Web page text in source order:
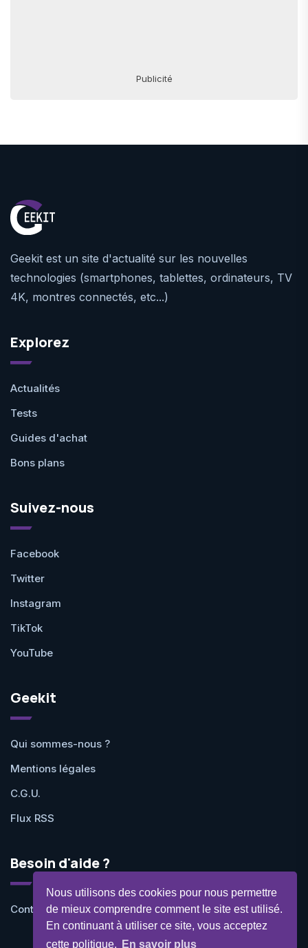
Nous utilisons des cookies pour nous permettre
de mieux comprendre comment le site est utilisé.
En continuant à utiliser ce site, vous acceptez
cette politique.
En savoir plus
Publicité
Geekit est un site d'actualité sur les nouvelles
technologies (smartphones, tablettes, ordinateurs, TV
4K, montres connectés, etc...)
Explorez
Actualités
Tests
Guides d'achat
Bons plans
Suivez-nous
Facebook
Twitter
Instagram
TikTok
YouTube
Geekit
Qui sommes-nous ?
Mentions légales
C.G.U.
Flux RSS
Besoin d'aide ?
Contactez-nous